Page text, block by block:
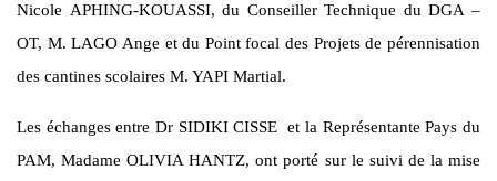
Nicole APHING-KOUASSI, du Conseiller Technique du DGA –
OT, M. LAGO Ange et du Point focal des Projets de pérennisation
des cantines scolaires M. YAPI Martial.
Les échanges entre Dr SIDIKI CISSE et la Représentante Pays du
PAM, Madame OLIVIA HANTZ, ont porté sur le suivi de la mise